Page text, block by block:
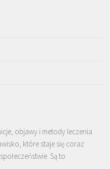
objawy i metody leczenia
które staje się coraz
Są to